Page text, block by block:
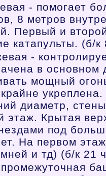
- помогает
8 метров
Первый и
катапульты. (б/к
-
в основном
мощный
крайне
диаметр,
этаж. Крытая
под
На первом
и тд) (б/к 21